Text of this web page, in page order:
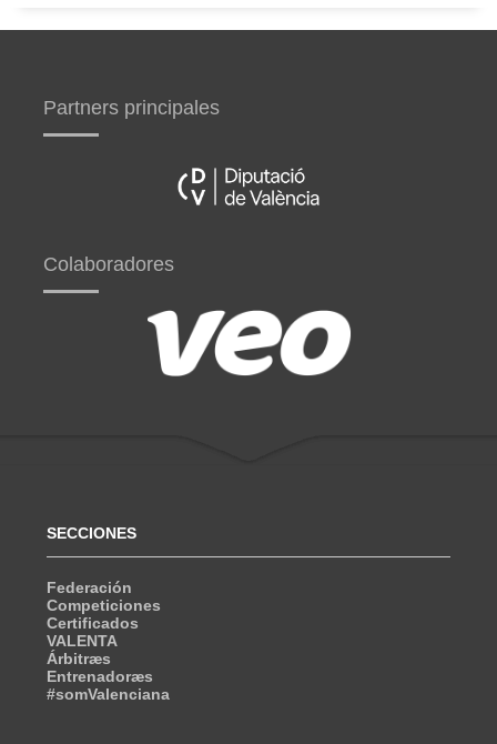
Partners principales
Colaboradores
SECCIONES
Federación
Competiciones
Certificados
VALENTA
Árbitræs
Entrenadoræs
#somValenciana